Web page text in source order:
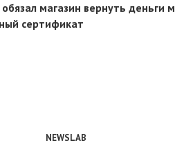
магазин вернуть деньги
сертификат
NEWSLAB